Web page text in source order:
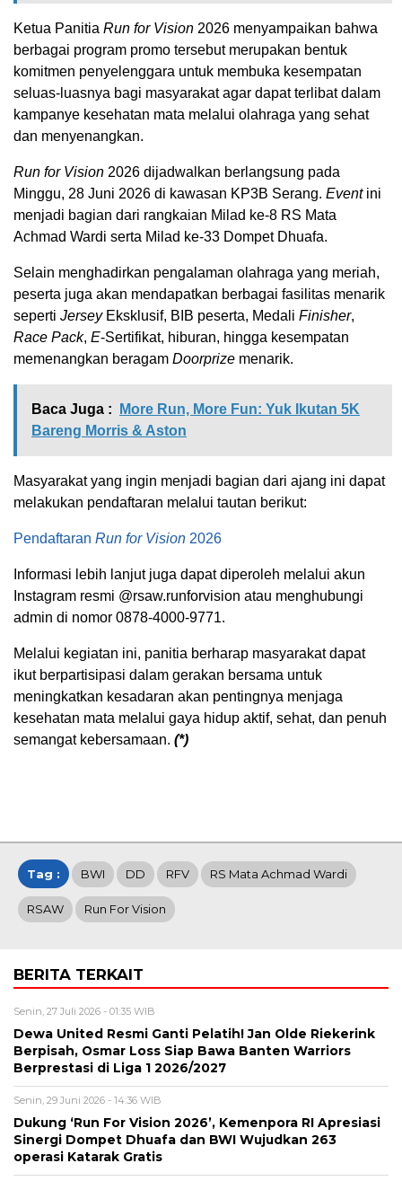
Ketua Panitia Run for Vision 2026 menyampaikan bahwa
berbagai program promo tersebut merupakan bentuk
komitmen penyelenggara untuk membuka kesempatan
seluas-luasnya bagi masyarakat agar dapat terlibat dalam
kampanye kesehatan mata melalui olahraga yang sehat
dan menyenangkan.
Run for Vision 2026 dijadwalkan berlangsung pada
Minggu, 28 Juni 2026 di kawasan KP3B Serang. Eventini
menjadi bagian dari rangkaian Milad ke-8 RS Mata
Achmad Wardi serta Milad ke-33 Dompet Dhuafa.
Selain menghadirkan pengalaman olahraga yang meriah,
peserta juga akan mendapatkan berbagai fasilitas menarik
seperti JerseyEksklusif, BIB peserta, Medali Finisher,
Race Pack, E-Sertifikat, hiburan, hingga kesempatan
memenangkan beragam Doorprize menarik.
Baca Juga :
More Run, More Fun: Yuk Ikutan 5K
Bareng Morris & Aston
Masyarakat yang ingin menjadi bagian dari ajang ini dapat
melakukan pendaftaran melalui tautan berikut:
Pendaftaran Run for Vision 2026
Informasi lebih lanjut juga dapat diperoleh melalui akun
Instagram resmi @rsaw.runforvision atau menghubungi
admin di nomor 0878-4000-9771.
Melalui kegiatan ini, panitia berharap masyarakat dapat
ikut berpartisipasi dalam gerakan bersama untuk
meningkatkan kesadaran akan pentingnya menjaga
kesehatan mata melalui gaya hidup aktif, sehat, dan penuh
semangat kebersamaan. (*)
Tag : BWI DD RFV RS Mata Achmad Wardi
RSAW Run For Vision
BERITA TERKAIT
Senin, 27 Juli 2026 - 01:35 WIB
Dewa United Resmi Ganti Pelatih! Jan Olde Riekerink
Berpisah, Osmar Loss Siap Bawa Banten Warriors
Berprestasi di Liga 1 2026/2027
Senin, 29 Juni 2026 - 14:36 WIB
Dukung ‘Run For Vision 2026’, Kemenpora RI Apresiasi
Sinergi Dompet Dhuafa dan BWI Wujudkan 263
operasi Katarak Gratis